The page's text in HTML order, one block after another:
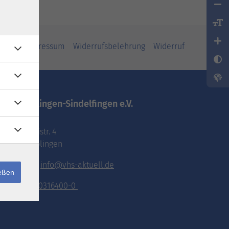
Impressum Widerrufsbelehrung Widerruf
vhs.Böblingen-Sindelfingen e.V.
Pestalozzistr. 4
71032 Böblingen
E-Mail: info@vhs-aktuell.de
Tel.: 070316400-0